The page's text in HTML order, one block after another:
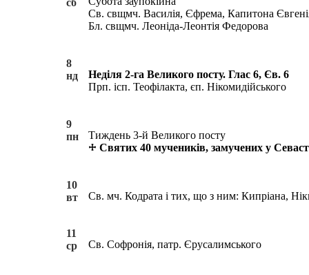
сб
Св. свщмч. Василія, Єфрема, Капитона
Бл. свщмч. Леоніда-Леонтія Федорова
8
нд
Неділя 2-га Великого посту. Глас 6, Єв. 6
Прп. ісп. Теофілакта, єп. Нікомидійського
9
пн
Тиждень 3-й Великого посту
Святих 40 мучеників, замучених у
10
вт
Св. мч. Кодрата і тих, що з ним: Кипріана,
11
ср
Св. Софронія, патр. Єрусалимського